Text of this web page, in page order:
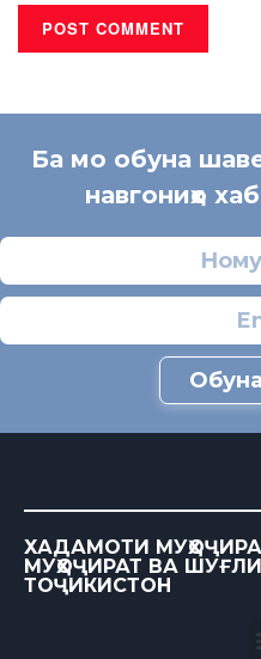
Ба мо обуна
навгониҳо
ХАДАМОТИ
МУҲОҶИРАТ ВА
ТОҶИКИСТОН